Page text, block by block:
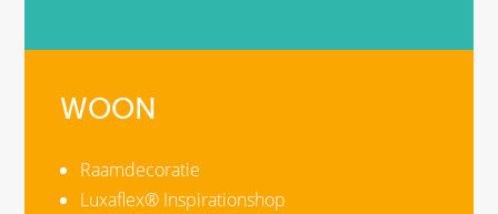
WOON
Raamdecoratie
Luxaflex® Inspirationshop